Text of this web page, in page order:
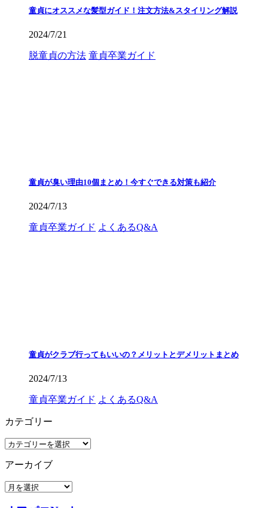
童貞にオススメな髪型ガイド！注文方法&スタイリング解説
2024/7/21
脱童貞の方法 童貞卒業ガイド
童貞が臭い理由10個まとめ！今すぐできる対策も紹介
2024/7/13
童貞卒業ガイド よくあるQ&A
童貞がクラブ行ってもいいの？メリットとデメリットまとめ
2024/7/13
童貞卒業ガイド よくあるQ&A
カテゴリー
カ
ゴ
リ
ー
アーカイブ
ア